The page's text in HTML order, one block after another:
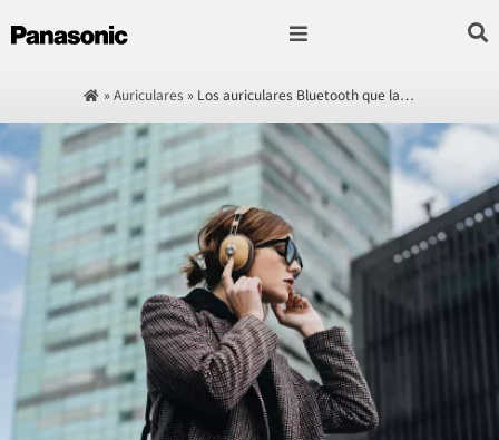
»Auriculares » Los auriculares Bluetooth que la…